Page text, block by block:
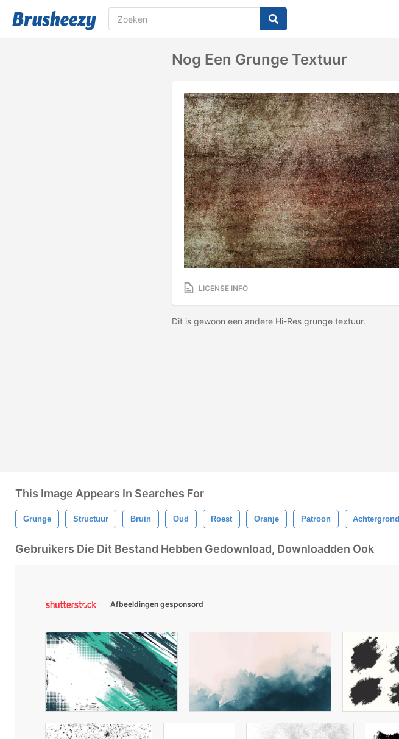
Nog Een Grunge Textuur
LICENSE INFO
Dit is gewoon een andere Hi-Res grunge textuur.
This Image Appears In Searches For
Grunge Structuur Bruin Oud Roest Oranje Patroon Achtergrond
Gebruikers Die Dit Bestand Hebben Gedownload, Downloadden Ook
Afbeeldingen gesponsord